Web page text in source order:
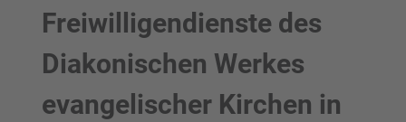
Freiwilligendienste des
Diakonischen Werkes
evangelischer Kirchen in